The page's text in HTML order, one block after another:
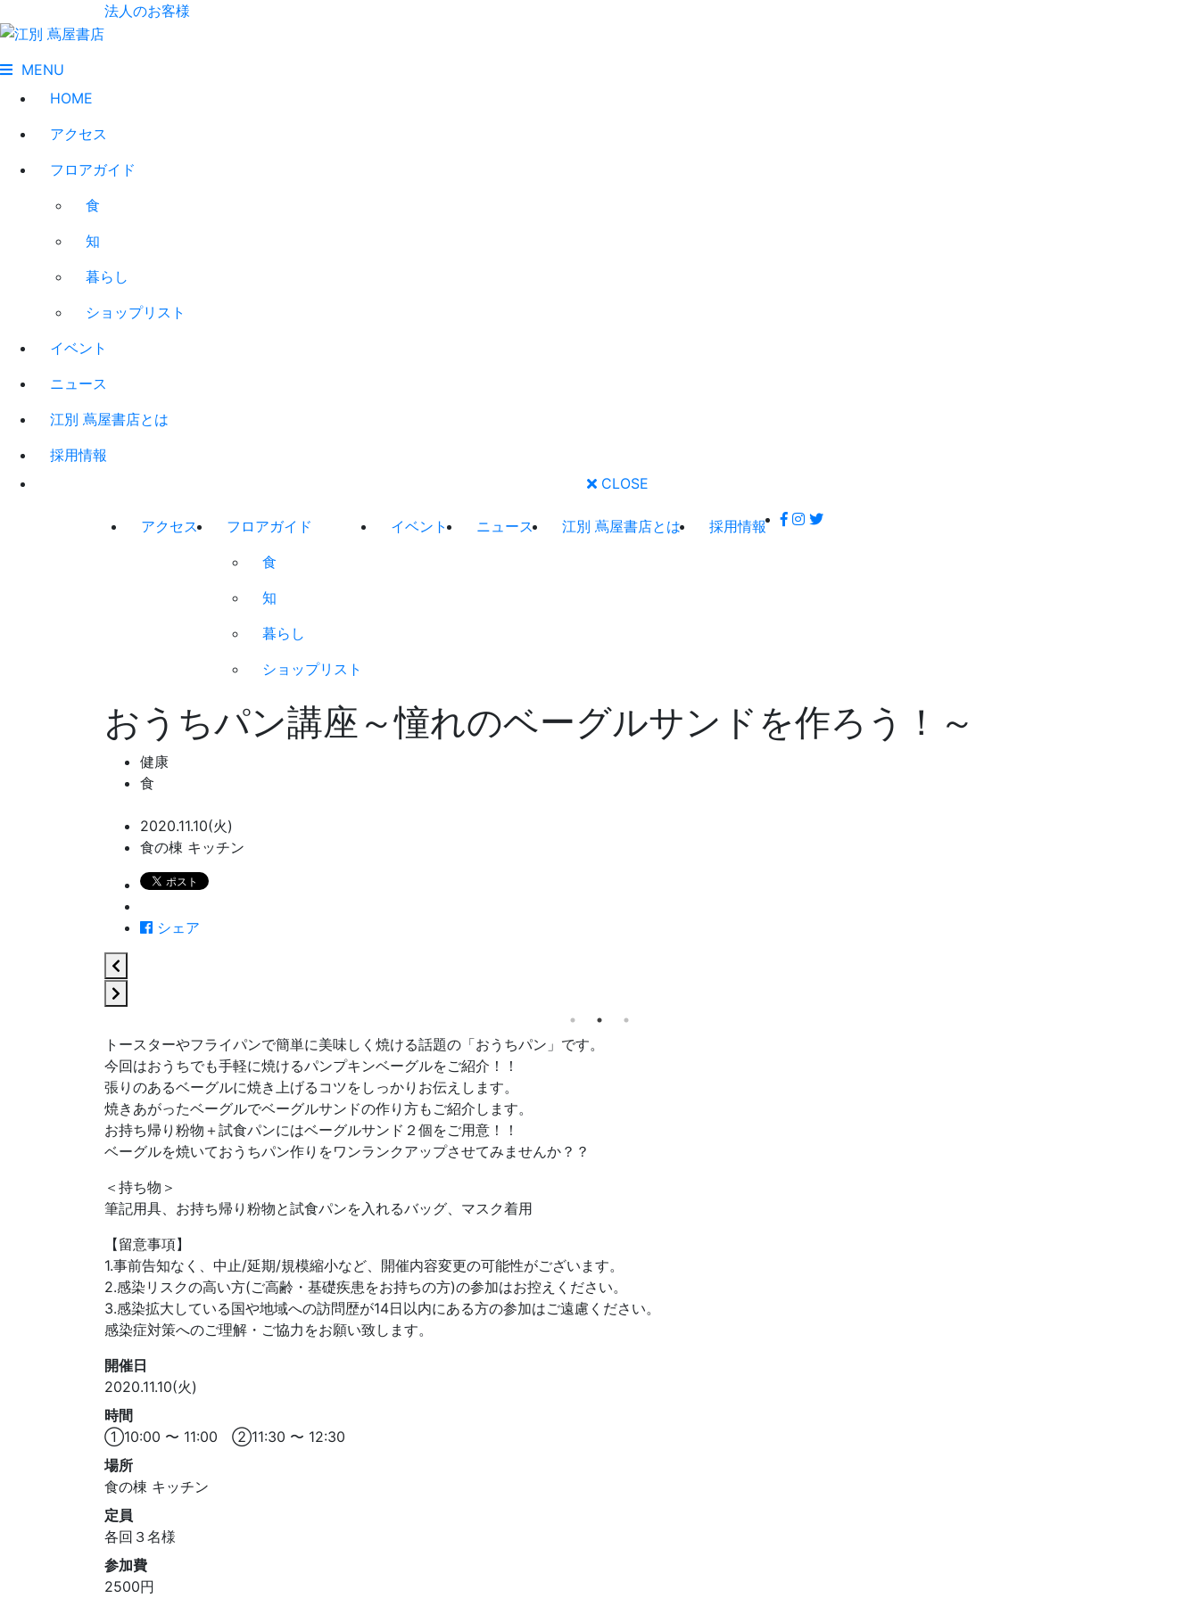
法人のお客様
MENU
HOME
アクセス
フロアガイド
食
知
暮らし
ショップリスト
イベント
ニュース
江別 蔦屋書店とは
採用情報
CLOSE
アクセス
フロアガイド
食
知
暮らし
ショップリスト
イベント ニュース 江別 蔦屋書店とは 採用情報
おうちパン講座～憧れのベーグルサンドを作ろう！～
健康
食
2020.11.10(火)
食の棟 キッチン
シェア
トースターやフライパンで簡単に美味しく焼ける話題の「おうちパン」です。
今回はおうちでも手軽に焼けるパンプキンベーグルをご紹介！！
張りのあるベーグルに焼き上げるコツをしっかりお伝えします。
焼きあがったベーグルでベーグルサンドの作り方もご紹介します。
お持ち帰り粉物＋試食パンにはベーグルサンド２個をご用意！！
ベーグルを焼いておうちパン作りをワンランクアップさせてみませんか？？
＜持ち物＞
筆記用具、お持ち帰り粉物と試食パンを入れるバッグ、マスク着用
【留意事項】
1.事前告知なく、中止/延期/規模縮小など、開催内容変更の可能性がございます。
2.感染リスクの高い方(ご高齢・基礎疾患をお持ちの方)の参加はお控えください。
3.感染拡大している国や地域への訪問歴が14日以内にある方の参加はご遠慮ください。
感染症対策へのご理解・ご協力をお願い致します。
開催日
2020.11.10(火)
時間
①10:00 〜 11:00 ②11:30 〜 12:30
場所
食の棟 キッチン
定員
各回３名様
参加費
2500円